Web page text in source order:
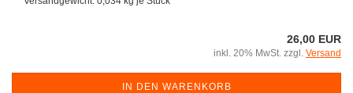
26,00 EUR
inkl. 20% MwSt. zzgl. Versand
IN DEN WARENKORB